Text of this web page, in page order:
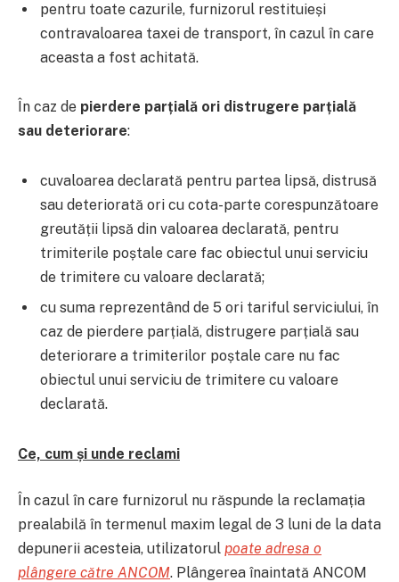
pentru toate cazurile, furnizorul restituieși
contravaloarea taxei de transport, în cazul în care
aceasta a fost achitată.
În caz de pierdere parțială ori distrugere parțială
sau deteriorare:
cuvaloarea declarată pentru partea lipsă, distrusă
sau deteriorată ori cu cota-parte corespunzătoare
greutății lipsă din valoarea declarată, pentru
trimiterile poștale care fac obiectul unui serviciu
de trimitere cu valoare declarată;
cu suma reprezentând de 5 ori tariful serviciului, în
caz de pierdere parțială, distrugere parțială sau
deteriorare a trimiterilor poștale care nu fac
obiectul unui serviciu de trimitere cu valoare
declarată.
Ce, cum și unde reclami
În cazul în care furnizorul nu răspunde la reclamația
prealabilă în termenul maxim legal de 3 luni de la data
depunerii acesteia, utilizatorul poate adresa o
plângere către ANCOM. Plângerea înaintată ANCOM